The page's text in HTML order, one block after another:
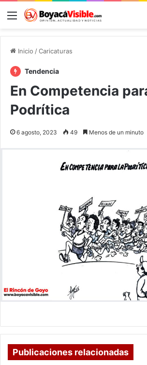
Menú
Inicio /Caricaturas
Tendencia
En Competencia
Podrítica
6 agosto, 2023 49 Menos de un minuto
Publicaciones relacionadas